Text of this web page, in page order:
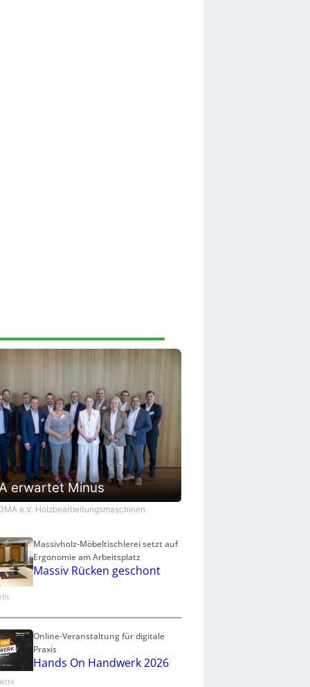
erwartet Minus
e.V. Holzbearbeitungsmaschinen
Massivholz-Möbeltischlerei setzt auf
Ergonomie am Arbeitsplatz
Massiv Rücken geschont
Online-Veranstaltung für digitale
Praxis
Hands On Handwerk 2026